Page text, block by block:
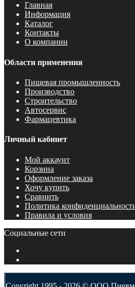
Главная
Информация
Каталог
Контакты
О компании
Области применения
Пищевая промышленность
Производство
Строительство
Автосервис
Фармацевтика
Личный кабинет
Мой аккаунт
Корзина
Оформление заказа
Хочу купить
Сравнить
Политика
Правила и условия
Социальные сети